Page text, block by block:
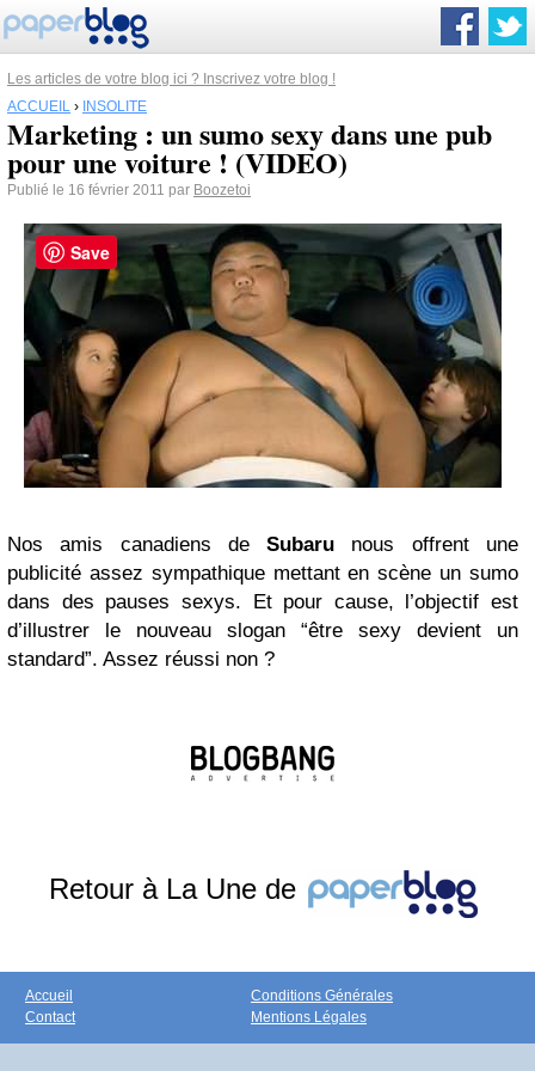
Les articles de votre blog ici ? Inscrivez votre blog !
ACCUEIL › INSOLITE
Marketing : un sumo sexy dans une pub
pour une voiture ! (VIDEO)
Publié le 16 février 2011 par Boozetoi
Nos amis canadiens deSubaru nous offrent une
publicité assez sympathique mettant en scène un sumo
dans des pauses sexys. Et pour cause, l’objectif est
d’illustrer le nouveau slogan “être sexy devient un
standard”. Assez réussi non ?
Retour à La Une de
Accueil
Contact
Conditions Générales
Mentions Légales
Save